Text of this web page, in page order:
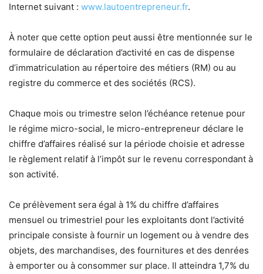
Internet suivant : www.lautoentrepreneur.fr.
À noter que cette option peut aussi être mentionnée sur le
formulaire de déclaration d’activité en cas de dispense
d’immatriculation au répertoire des métiers (RM) ou au
registre du commerce et des sociétés (RCS).
Chaque mois ou trimestre selon l’échéance retenue pour
le régime micro-social, le micro-entrepreneur déclare le
chiffre d’affaires réalisé sur la période choisie et adresse
le règlement relatif à l’impôt sur le revenu correspondant à
son activité.
Ce prélèvement sera égal à 1% du chiffre d’affaires
mensuel ou trimestriel pour les exploitants dont l’activité
principale consiste à fournir un logement ou à vendre des
objets, des marchandises, des fournitures et des denrées
à emporter ou à consommer sur place. Il atteindra 1,7% du